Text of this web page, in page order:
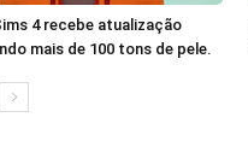
4 recebe atualização
mais de 100 tons de pele.